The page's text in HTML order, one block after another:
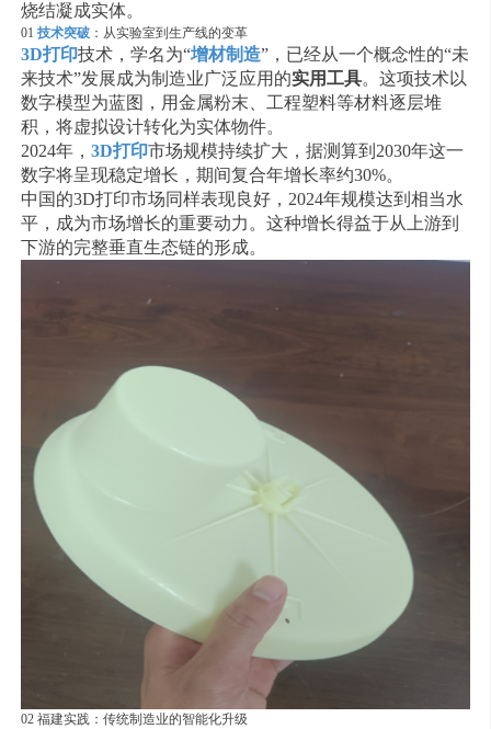
烧结凝成实体。
01技术突破 ：从实验室到生产线的变革
3D打印技术，学名为“增材制造”，已经从一个概念性的“未
来技术”发展成为制造业广泛应用的实用工具。这项技术以
数字模型为蓝图，用金属粉末、工程塑料等材料逐层堆
积，将虚拟设计转化为实体物件。
2024年，3D打印市场规模持续扩大，据测算到2030年这一
数字将呈现稳定增长，期间复合年增长率约30%。
中国的3D打印市场同样表现良好，2024年规模达到相当水
平，成为市场增长的重要动力。这种增长得益于从上游到
下游的完整垂直生态链的形成。
02 福建实践：传统制造业的智能化升级